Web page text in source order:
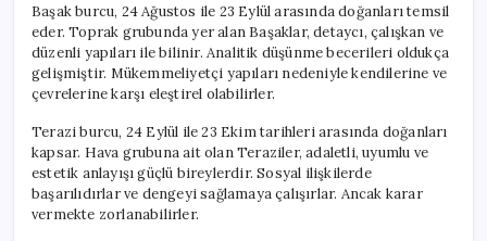
Başak burcu, 24 Ağustos ile 23 Eylül arasında doğanları temsil
eder. Toprak grubunda yer alan Başaklar, detaycı, çalışkan ve
düzenli yapıları ile bilinir. Analitik düşünme becerileri oldukça
gelişmiştir. Mükemmeliyetçi yapıları nedeniyle kendilerine ve
çevrelerine karşı eleştirel olabilirler.
Terazi burcu, 24 Eylül ile 23 Ekim tarihleri arasında doğanları
kapsar. Hava grubuna ait olan Teraziler, adaletli, uyumlu ve
estetik anlayışı güçlü bireylerdir. Sosyal ilişkilerde
başarılıdırlar ve dengeyi sağlamaya çalışırlar. Ancak karar
vermekte zorlanabilirler.